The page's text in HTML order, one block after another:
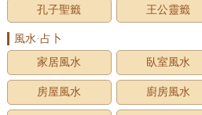
孔子聖籤 王公靈籤
風水·占卜
家居風水
臥室風水
房屋風水 廚房風水